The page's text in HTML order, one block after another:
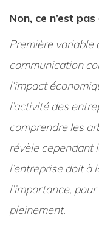
Non, ce n’est
Première variable
communication
l’impact
l’activité des
comprendre les
révèle cependant
l’entreprise doit à
l’importance,
pleinement.